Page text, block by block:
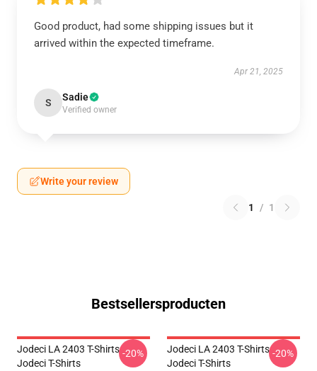
Good product, had some shipping issues but it
arrived within the expected timeframe.
Apr 21, 2025
S Sadie
Verified owner
Write your review
1 / 1
Bestsellersproducten
Jodeci LA 2403 T-Shirts
Jodeci T-Shirts
-20%
Jodeci LA 2403 T-Shirts
Jodeci T-Shirts
-20%